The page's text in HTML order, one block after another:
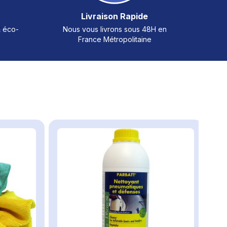
éco-
Livraison Rapide
Nous vous livrons sous 48H en
France Métropolitaine
ou passer directement à la navigation dans le